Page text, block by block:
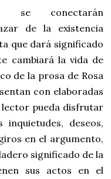
se conectarán
de la existencia
que dará significado
cambiará la vida de
de la prosa de Rosa
con elaboradas
lector pueda disfrutar
deseos,
en el argumento,
significado de la
sus actos en el